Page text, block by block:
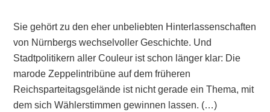
Sie gehört zu den eher unbeliebten Hinterlassenschaften
von Nürnbergs wechselvoller Geschichte. Und
Stadtpolitikern aller Couleur ist schon länger klar: Die
marode Zeppelintribüne auf dem früheren
Reichsparteitagsgelände ist nicht gerade ein Thema, mit
dem sich Wählerstimmen gewinnen lassen. (…)